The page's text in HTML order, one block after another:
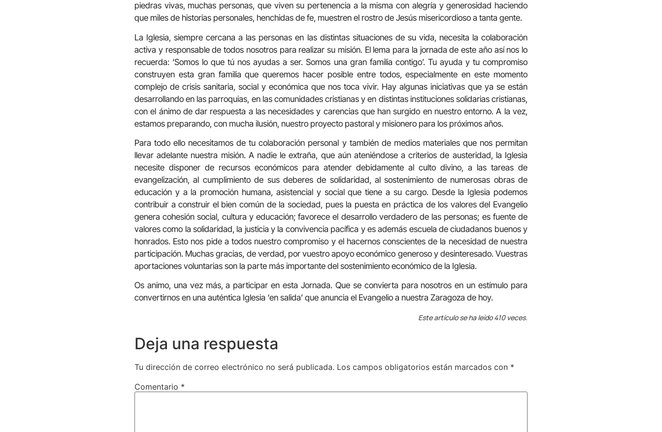
piedras vivas, muchas personas, que viven su pertenencia a la misma con alegría y generosidad haciendo
que miles de historias personales, henchidas de fe, muestren el rostro de Jesús misericordioso a tanta gente.
La Iglesia, siempre cercana a las personas en las distintas situaciones de su vida, necesita la colaboración
activa y responsable de todos nosotros para realizar su misión. El lema para la jornada de este año así nos lo
recuerda: ‘Somos lo que tú nos ayudas a ser. Somos una gran familia contigo’. Tu ayuda y tu compromiso
construyen esta gran familia que queremos hacer posible entre todos, especialmente en este momento
complejo de crisis sanitaria, social y económica que nos toca vivir. Hay algunas iniciativas que ya se están
desarrollando en las parroquias, en las comunidades cristianas y en distintas instituciones solidarias cristianas,
con el ánimo de dar respuesta a las necesidades y carencias que han surgido en nuestro entorno. A la vez,
estamos preparando, con mucha ilusión, nuestro proyecto pastoral y misionero para los próximos años.
Para todo ello necesitamos de tu colaboración personal y también de medios materiales que nos permitan
llevar adelante nuestra misión. A nadie le extraña, que aún ateniéndose a criterios de austeridad, la Iglesia
necesite disponer de recursos económicos para atender debidamente al culto divino, a las tareas de
evangelización, al cumplimiento de sus deberes de solidaridad, al sostenimiento de numerosas obras de
educación y a la promoción humana, asistencial y social que tiene a su cargo. Desde la Iglesia podemos
contribuir a construir el bien común de la sociedad, pues la puesta en práctica de los valores del Evangelio
genera cohesión social, cultura y educación; favorece el desarrollo verdadero de las personas; es fuente de
valores como la solidaridad, la justicia y la convivencia pacífica y es además escuela de ciudadanos buenos y
honrados. Esto nos pide a todos nuestro compromiso y el hacernos conscientes de la necesidad de nuestra
participación. Muchas gracias, de verdad, por vuestro apoyo económico generoso y desinteresado. Vuestras
aportaciones voluntarias son la parte más importante del sostenimiento económico de la Iglesia.
Os animo, una vez más, a participar en esta Jornada. Que se convierta para nosotros en un estímulo para
convertirnos en una auténtica Iglesia ‘en salida’ que anuncia el Evangelio a nuestra Zaragoza de hoy.
Este artículo se ha leído 410 veces.
Deja una respuesta
Tu dirección de correo electrónico no será publicada. Los campos obligatorios están marcados con *
Comentario *